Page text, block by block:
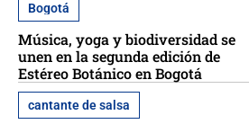
Bogotá
Música, yoga y biodiversidad se
unen en la segunda edición de
Estéreo Botánico en Bogotá
cantante de salsa